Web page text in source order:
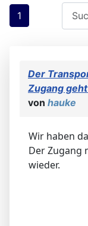
1
Der
Zugang
von hauke
Wir haben
Der Zugang
wieder.